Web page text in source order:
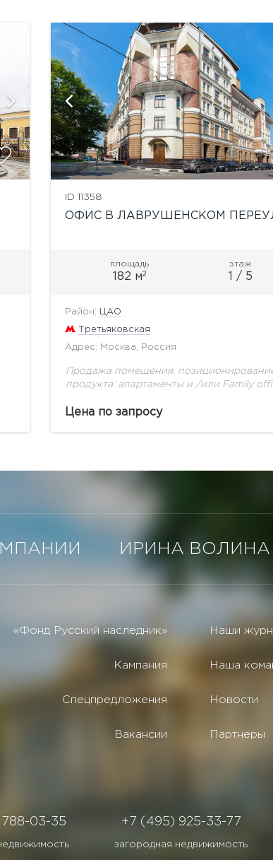
ID 11358
ОФИС В ЛАВРУШЕНСКОМ
площадь
182 м2
этаж
1 / 5
Район: ЦАО
Третьяковская
Адрес: Москва, Россия
Продажа помещения,
продукта: апартаменты и /или Family
этаже этаже жилого дома в элитном
Цена по запросу
ИРИНА ВОЛИНА
«Фонд Русский наследник»
Кампания
Спецпредложения
Вакансии
Наши
Наша
Новости
Партнеры
03-35 +7 (495) 925-33-77
загородная недвижимость